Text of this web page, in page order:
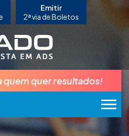
Emitir
2ª via de Boletos
quem quer resultados!